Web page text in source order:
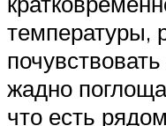
температуры,
жадно
что есть